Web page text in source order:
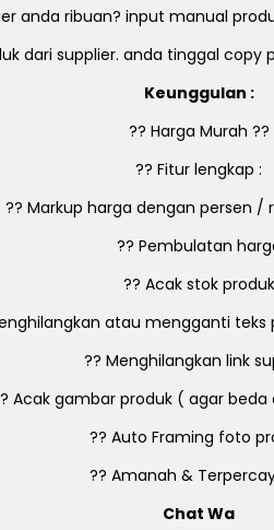
anda ribuan? input manual
dari supplier. anda tinggal
Keunggulan :
?? Harga Murah ??
?? Fitur lengkap :
?? Markup harga dengan persen
?? Pembulatan
?? Acak stok produk
atau mengganti teks
?? Menghilangkan link
Acak gambar produk ( agar beda
?? Auto Framing foto
?? Amanah &
Chat Wa